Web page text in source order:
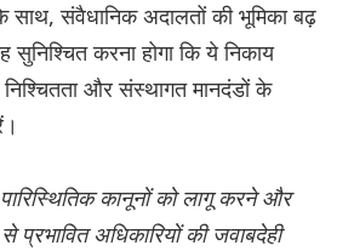
साथ, संवैधानिक अदालतों की भूमिका बढ़
सुनिश्चित करना होगा कि ये निकाय
और संस्थागत मानदंडों के
कानूनों को लागू करने और
अधिकारियों की जवाबदेही